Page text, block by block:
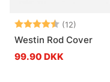
Vurdering: (12)
4.5 ud
Westin Rod Cover
99.90 DKK